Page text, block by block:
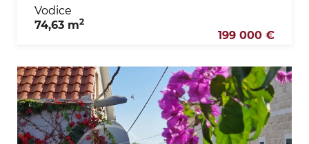
Vodice
74,63 m2
199 000 €